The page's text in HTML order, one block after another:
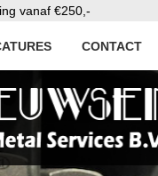
vanaf €250,-
CONTACT